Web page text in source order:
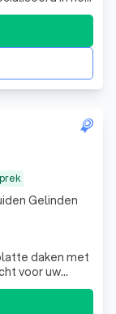
van daken.
producten
en
daken met
voor uw
en
prioriteit !
Gelinden